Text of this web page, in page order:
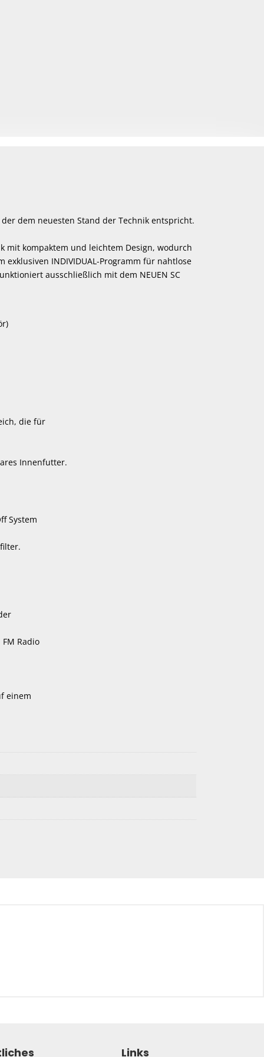
der dem neuesten Stand der Technik entspricht.
mit kompaktem und leichtem Design, wodurch
INDIVIDUAL-Programm für nahtlose
ausschließlich mit dem NEUEN SC
die für
Innenfutter.
System
Radio
einem
Links